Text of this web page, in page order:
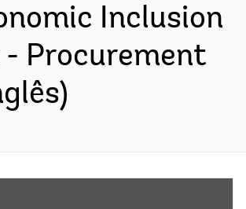
Inclusion
- Procurement